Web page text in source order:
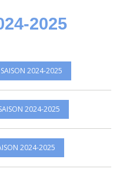
2025
2024-2025
2024-2025
2024-2025